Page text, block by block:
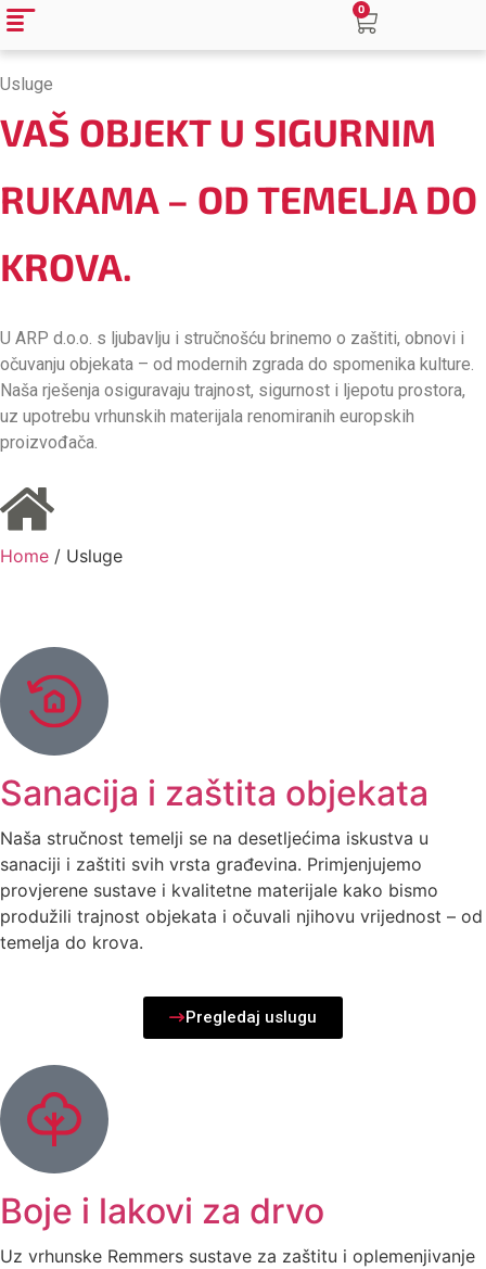
0
Usluge
VAŠ OBJEKT U SIGURNIM
RUKAMA – OD TEMELJA DO
KROVA.
U ARP d.o.o. s ljubavlju i stručnošću brinemo o zaštiti, obnovi i
očuvanju objekata – od modernih zgrada do spomenika kulture.
Naša rješenja osiguravaju trajnost, sigurnost i ljepotu prostora,
uz upotrebu vrhunskih materijala renomiranih europskih
proizvođača.
Home / Usluge
Sanacija i zaštita objekata
Naša stručnost temelji se na desetljećima iskustva u
sanaciji i zaštiti svih vrsta građevina. Primjenjujemo
provjerene sustave i kvalitetne materijale kako bismo
produžili trajnost objekata i očuvali njihovu vrijednost – od
temelja do krova.
Pregledaj uslugu
Boje i lakovi za drvo
Uz vrhunske Remmers sustave za zaštitu i oplemenjivanje